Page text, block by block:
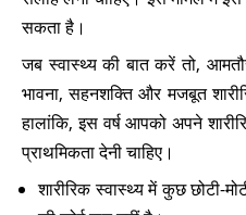
सकता है।
जब स्वास्थ्य की बात करें तो,
भावना, सहनशक्ति और मजबूत
हालांकि, इस वर्ष आपको अपने
प्राथमिकता देनी चाहिए।
शारीरिक स्वास्थ्य में कुछ छोटी-